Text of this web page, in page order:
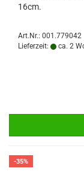
16cm.
Art.Nr.: 001.779042
Lieferzeit:
ca. 2
-35%